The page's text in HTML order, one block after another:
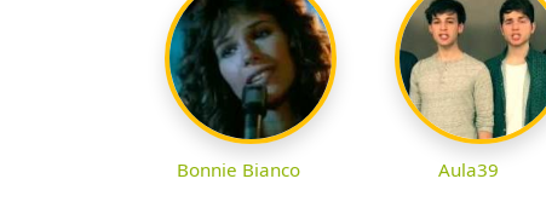
Bonnie Bianco Aula39